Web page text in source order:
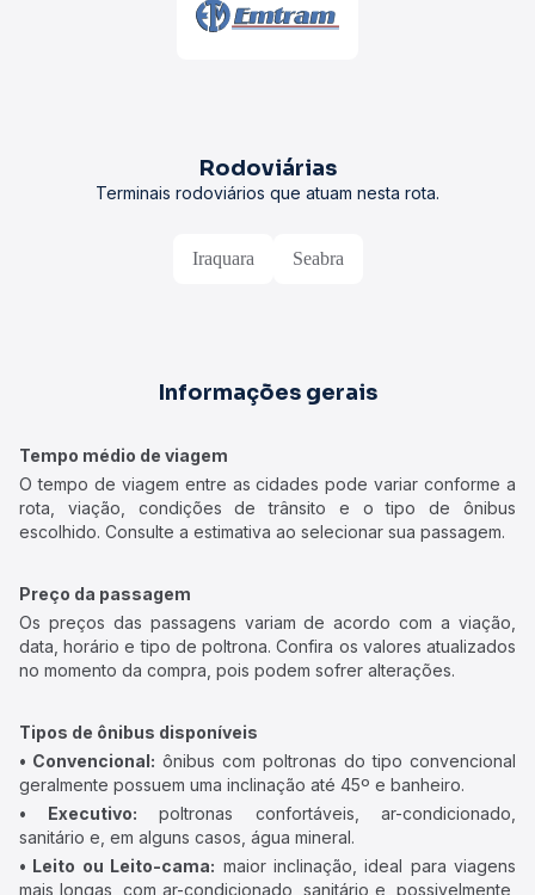
Rodoviárias
Terminais rodoviários que atuam nesta rota.
Iraquara Seabra
Informações gerais
Tempo médio de viagem
O tempo de viagem entre as cidades pode variar conforme a
rota, viação, condições de trânsito e o tipo de ônibus
escolhido. Consulte a estimativa ao selecionar sua passagem.
Preço da passagem
Os preços das passagens variam de acordo com a viação,
data, horário e tipo de poltrona. Confira os valores atualizados
no momento da compra, pois podem sofrer alterações.
Tipos de ônibus disponíveis
• Convencional: ônibus com poltronas do tipo convencional
geralmente possuem uma inclinação até 45º e banheiro.
• Executivo: poltronas confortáveis, ar-condicionado,
sanitário e, em alguns casos, água mineral.
• Leito ou Leito-cama: maior inclinação, ideal para viagens
mais longas, com ar-condicionado, sanitário e, possivelmente,